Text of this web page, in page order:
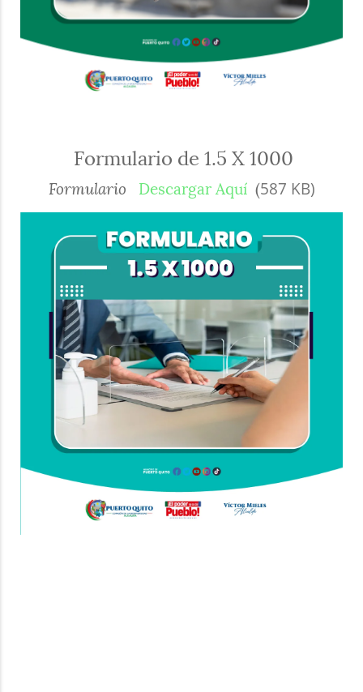
Formulario de 1.5 X 1000
Formulario Descargar Aquí(587 KB)